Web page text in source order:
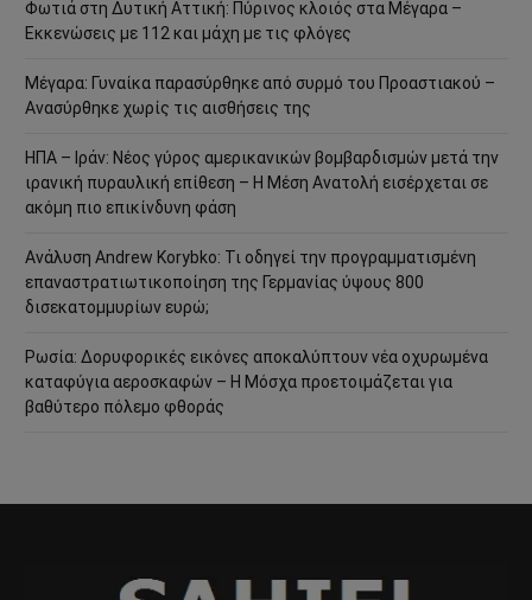
Φωτιά στη Δυτική Αττική: Πύρινος κλοιός στα Μέγαρα –
Εκκενώσεις με 112 και μάχη με τις φλόγες
Μέγαρα: Γυναίκα παρασύρθηκε από συρμό του Προαστιακού –
Ανασύρθηκε χωρίς τις αισθήσεις της
ΗΠΑ – Ιράν: Νέος γύρος αμερικανικών βομβαρδισμών μετά την
ιρανική πυραυλική επίθεση – Η Μέση Ανατολή εισέρχεται σε
ακόμη πιο επικίνδυνη φάση
Ανάλυση Andrew Korybko: Τι οδηγεί την προγραμματισμένη
επαναστρατιωτικοποίηση της Γερμανίας ύψους 800
δισεκατομμυρίων ευρώ;
Ρωσία: Δορυφορικές εικόνες αποκαλύπτουν νέα οχυρωμένα
καταφύγια αεροσκαφών – Η Μόσχα προετοιμάζεται για
βαθύτερο πόλεμο φθοράς